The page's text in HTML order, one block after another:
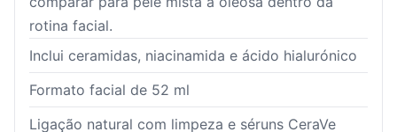
rotina facial.
Inclui ceramidas, niacinamida e ácido hialurónico
Formato facial de 52 ml
Ligação natural com limpeza e séruns CeraVe